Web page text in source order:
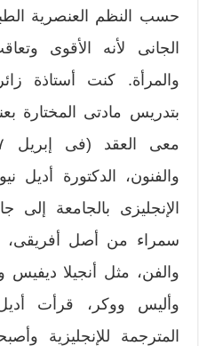
حسب النظم العنصرية
الجانى لأنه الأقوى
والمرأة. كنت أستاذة
بتدريس مادتى المختارة
والفنون، الدكتورة أديل
الإنجليزى بالجامعة إلى
سمراء من أصل أفريقى،
والفن، مثل أنجيلا ديفيس
وأليس ووكر، قرأت
المترجمة للإنجليزية